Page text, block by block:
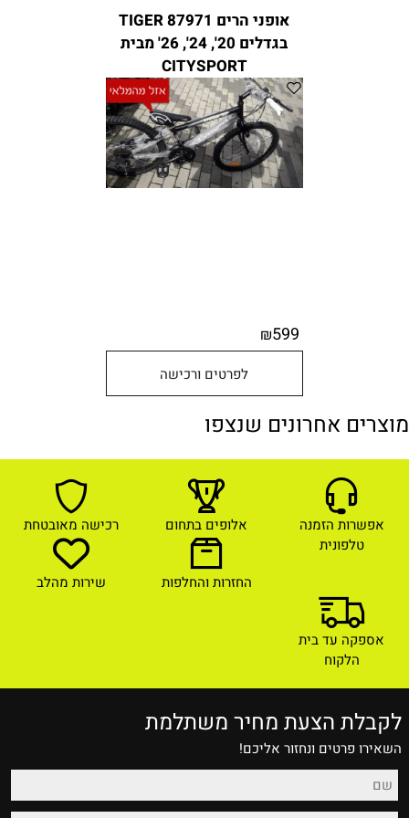
אופני הרים TIGER 87971
בגדלים 20', 24', 26' מבית
CITYSPORT
₪599
לפרטים ורכישה
מוצרים אחרונים שנצפו
אפשרות הזמנה
טלפונית
אלופים בתחום רכישה מאובטחת
החזרות והחלפות שירות מהלב
אספקה עד בית
הלקוח
לקבלת הצעת מחיר משתלמת
השאירו פרטים ונחזור אליכם!